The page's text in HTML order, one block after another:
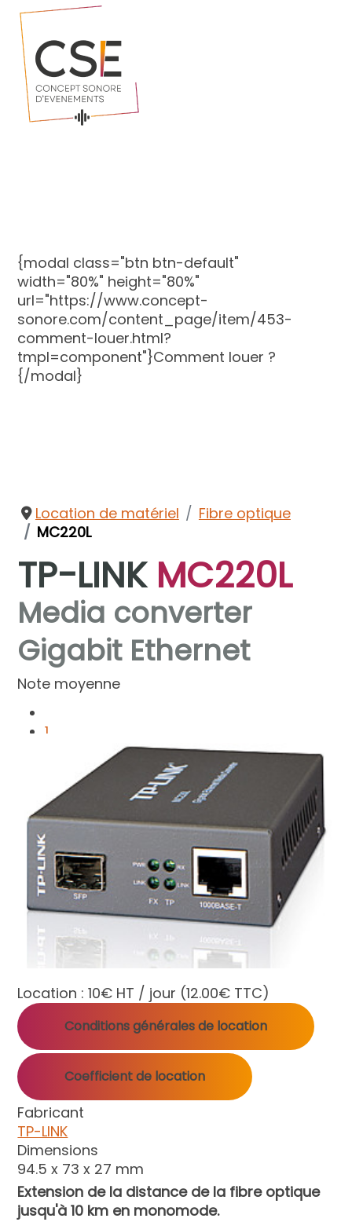
{modal class="btn btn-default"
width="80%" height="80%"
url="https://www.concept-
sonore.com/content_page/item/453-
comment-louer.html?
tmpl=component"}Comment louer ?
{/modal}
Location de matériel
Fibre optique
MC220L
TP-LINKMC220L
Media converter
Gigabit Ethernet
Note moyenne
1
5
Location :10€ HT / jour (12.00€ TTC)
Conditions générales de location
Coefficient de location
Fabricant
TP-LINK
Dimensions
94.5 x 73 x 27 mm
Extension de la distance de la fibre optique
jusqu'à 10 km en monomode.